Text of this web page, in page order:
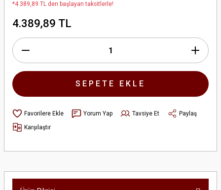
*4.389,89 TL den başlayan taksitlerle!
4.389,89 TL
SEPETE EKLE
Yorum Yap Tavsiye Et
Paylaş
Karşılaştır